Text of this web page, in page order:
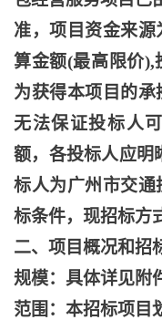
准，项目资金来
算金额(最高限价),
为获得本项目的
无法保证投标人
额，各投标人应明
标人为广州市交
标条件，现招标方
二、项目概况和招
规模：具体详见附
范围：本招标项目